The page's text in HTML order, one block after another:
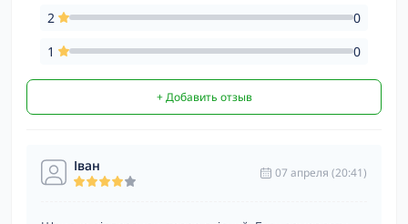
2
0
1
0
+ Добавить отзыв
Іван 07 апреля (20:41)